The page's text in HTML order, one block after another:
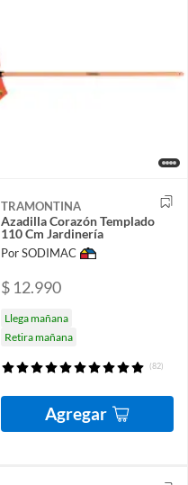
TRAMONTINA
Azadilla Corazón Templado
110 Cm Jardinería
Por SODIMAC
$ 12.990
Llega mañana
Retira mañana
(82)
Agregar